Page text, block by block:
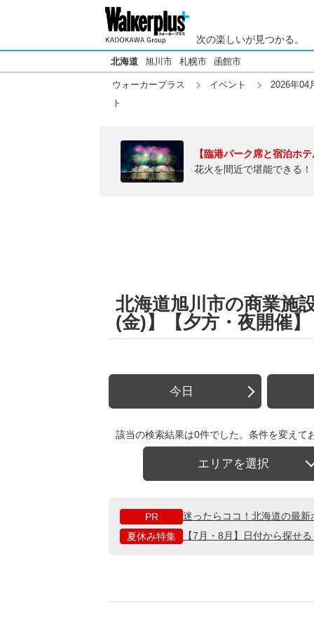
次の楽しいが見つかる。
北海道 旭川市 札幌市 函館市
ウォーカープラス イベント
2026年04
ト
【臨港パーク席と宿泊ホ
花火を間近で堪能できる
北海道旭川市の商業施
(金)】【夕方・夜開催
今日
該当の検索結果は0件でした。条件を変えて
エリアを選択
PR
迷ったらココ！北海道の最
夏休み特集
【7月・8月】日付から探せ